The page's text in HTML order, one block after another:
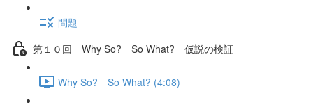
問題
第１０回 Why So? So What? 仮説の検証
Why So? So What? (4:08)